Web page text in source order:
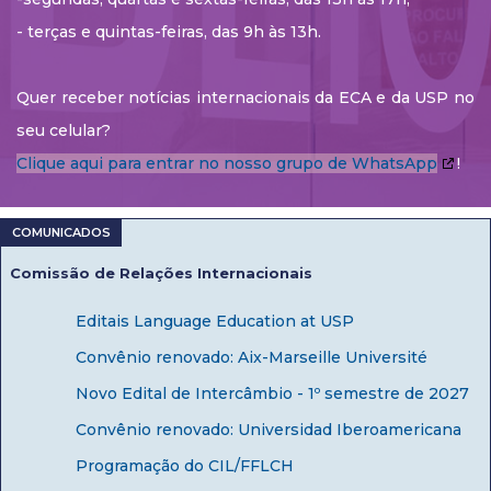
- terças e quintas-feiras, das 9h às 13h.
Quer receber notícias internacionais da ECA e da USP no
seu celular?
Clique aqui para entrar no nosso grupo de WhatsApp
!
Comissão de Relações Internacionais
Editais Language Education at USP
Convênio renovado: Aix-Marseille Université
Novo Edital de Intercâmbio - 1º semestre de 2027
Convênio renovado: Universidad Iberoamericana
Programação do CIL/FFLCH